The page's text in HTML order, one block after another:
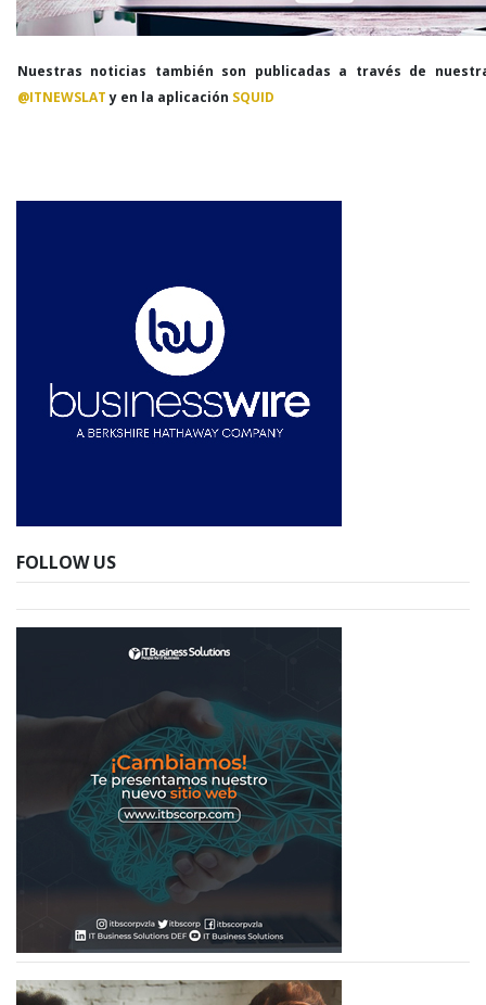
Nuestras noticias también son publicadas a través de
@ITNEWSLATy en la aplicación SQUID
FOLLOW US